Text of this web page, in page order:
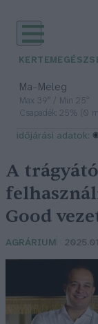
KERTEM
Ma– Meleg
Max 39° / Min 25°
Csapadék: 25% (0
időjárási adatok:
A
Good
AGRÁRIUM